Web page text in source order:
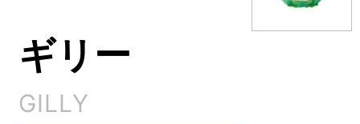
ギリー
GILLY